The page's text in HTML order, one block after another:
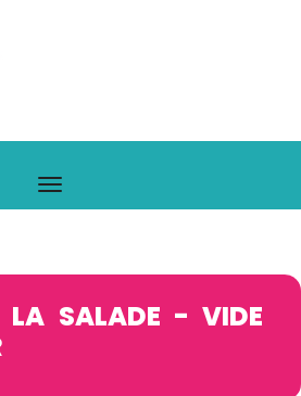
LA SALADE - VIDE